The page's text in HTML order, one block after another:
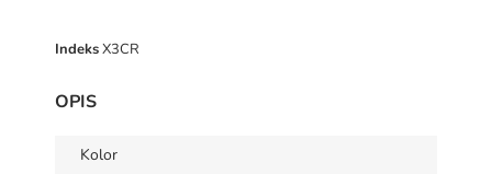
IndeksX3CR
OPIS
Kolor